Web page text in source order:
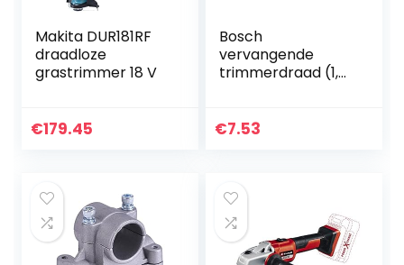
Makita DUR181RF
draadloze
grastrimmer 18 V
€179.45
Bosch
vervangende
trimmerdraad (1,6
€7.53